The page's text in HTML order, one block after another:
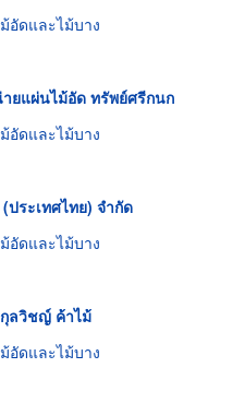
อัดและไม้บาง
ยแผ่นไม้อัด ทรัพย์ศรีกนก
อัดและไม้บาง
ประเทศไทย) จำกัด
อัดและไม้บาง
ลวิชญ์ ค้าไม้
อัดและไม้บาง